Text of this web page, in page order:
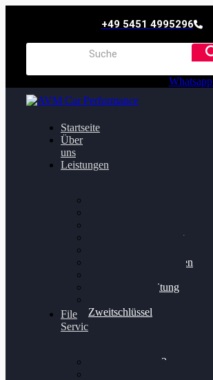
+49 5451 4995296
Whatsapp
Startseite
Über
uns
Leistungen
Getriebeoptimierung
Bremsscheiben planen
Felgenaufbereitung
Zweitschlüssel
File
Service
Alientech Kess3